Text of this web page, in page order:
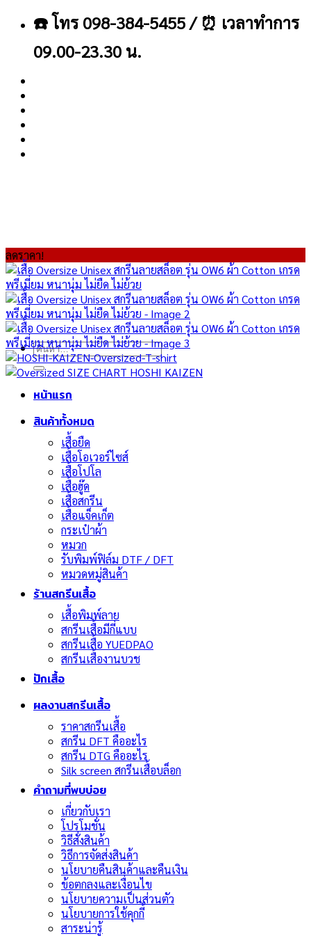
เนื้อหา
☎️ โทร 098-384-5455 / ⏰ เวลาทำการ
09.00-23.30 น.
ค้นหา:
หน้าแรก
สินค้าทั้งหมด
เสื้อยืด
เสื้อโอเวอร์ไซส์
เสื้อโปโล
เสื้อฮู๊ด
เสื้อสกรีน
เสื้อแจ็คเก็ต
กระเป๋าผ้า
หมวก
รับพิมพ์ฟิล์ม DTF / DFT
หมวดหมู่สินค้า
ร้านสกรีนเสื้อ
เสื้อพิมพ์ลาย
สกรีนเสื้อมีกี่แบบ
สกรีนเสื้อ YUEDPAO
สกรีนเสื้องานบวช
ปักเสื้อ
ผลงานสกรีนเสื้อ
ราคาสกรีนเสื้อ
สกรีน DFT คืออะไร
สกรีน DTG คืออะไร
Silk screen สกรีนเสื้อบล็อก
คำถามที่พบบ่อย
เกี่ยวกับเรา
โปรโมชั่น
วิธีสั่งสินค้า
วิธีการจัดส่งสินค้า
นโยบายคืนสินค้าและคืนเงิน
ข้อตกลงและเงื่อนไข
นโยบายความเป็นส่วนตัว
นโยบายการใช้คุกกี้
สาระน่ารู้
ลดราคา!